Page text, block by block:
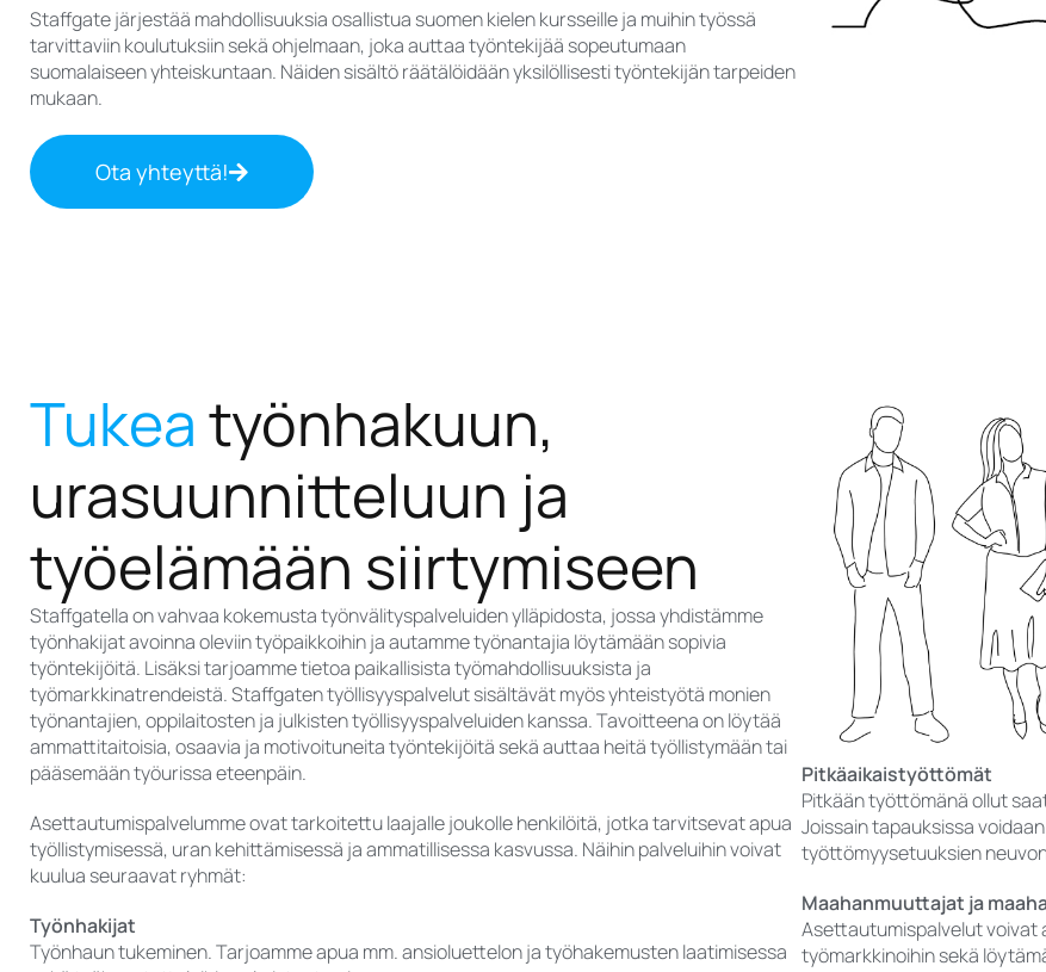
Staffgate järjestää mahdollisuuksia osallistua suomen kielen kursseille ja muihin työssä
tarvittaviin koulutuksiin sekä ohjelmaan, joka auttaa työntekijää sopeutumaan
suomalaiseen yhteiskuntaan. Näiden sisältö räätälöidään yksilöllisesti työntekijän tarpeiden
mukaan.
Ota yhteyttä!
Tukeatyönhakuun,
urasuunnitteluun ja
työelämään siirtymiseen
Staffgatella on vahvaa kokemusta työnvälityspalveluiden ylläpidosta, jossa yhdistämme
työnhakijat avoinna oleviin työpaikkoihin ja autamme työnantajia löytämään sopivia
työntekijöitä. Lisäksi tarjoamme tietoa paikallisista työmahdollisuuksista ja
työmarkkinatrendeistä. Staffgaten työllisyyspalvelut sisältävät myös yhteistyötä monien
työnantajien, oppilaitosten ja julkisten työllisyyspalveluiden kanssa. Tavoitteena on löytää
ammattitaitoisia, osaavia ja motivoituneita työntekijöitä sekä auttaa heitä työllistymään tai
pääsemään työurissa eteenpäin.
Asettautumispalvelumme ovat tarkoitettu laajalle joukolle henkilöitä, jotka tarvitsevat apua
työllistymisessä, uran kehittämisessä ja ammatillisessa kasvussa. Näihin palveluihin voivat
kuulua seuraavat ryhmät:
Työnhakijat
Työnhaun tukeminen. Tarjoamme apua mm. ansioluettelon ja työhakemusten laatimisessa
Pitkäaikaistyöttömät
Pitkään työttömänä ollut
Joissain tapauksissa
työttömyysetuuksien
Maahanmuuttajat ja
Asettautumispalvelut voivat
työmarkkinoihin sekä